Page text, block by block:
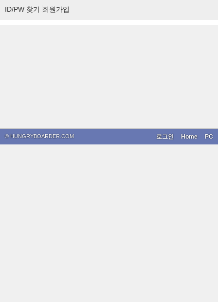
ID/PW 찾기 회원가입
© HUNGRYBOARDER.COM PC
Home
로그인